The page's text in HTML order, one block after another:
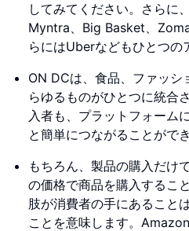
してみてください。さらに
Myntra、Big Basket、
らにはUberなどもひとつの
ON DCは、食品、ファッシ
らゆるものがひとつに統合
入者も、プラットフォーム
と簡単につながることができ
もちろん、製品の購入だけ
の価格で商品を購入するこ
肢が消費者の手にあること
ことを意味します。